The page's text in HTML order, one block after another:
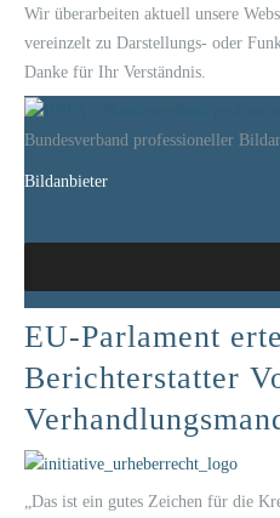
Wir überarbeiten aktuell unsere
vereinzelt zu Darstellungs- oder
Danke für Ihr Verständnis.
Bundesverband professioneller
Bildanbieter
EU-Parlament
Berichterstatter
„Das ist ein gutes Zeichen für die